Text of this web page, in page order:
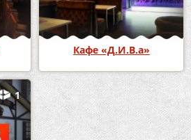
Кафе «Д.И.В.а»
1